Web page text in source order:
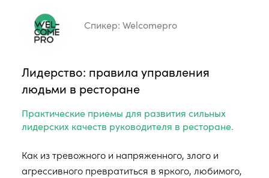
Спикер: Welcomepro
Лидерство: правила управления
людьми в ресторане
Практические приемы для развития сильных
лидерских качеств руководителя в ресторане.
Как из тревожного и напряженного, злого и
агрессивного превратиться в яркого, любимого,